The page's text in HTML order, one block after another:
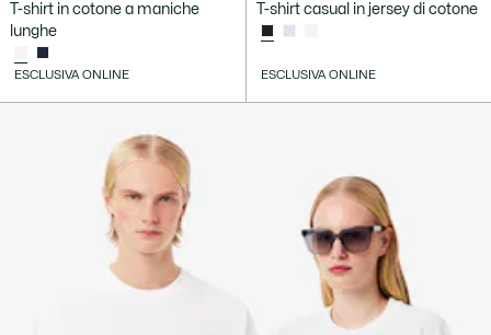
T-shirt in cotone a maniche
lunghe
ESCLUSIVA ONLINE
T-shirt casual in jersey di cotone
ESCLUSIVA ONLINE